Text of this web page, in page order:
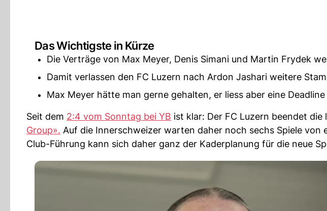
Das Wichtigste in Kürze
Die Verträge von Max Meyer, Denis Simani und Martin Frydek
Damit verlassen den FC Luzern nach Ardon Jashari weitere
Max Meyer hätte man gerne gehalten, er liess aber eine
Seit dem 2:4 vom Sonntag bei YB ist klar: Der FC Luzern beendet die
Group». Auf die Innerschweizer warten daher noch sechs Spiele von
Club-Führung kann sich daher ganz der Kaderplanung für die neue